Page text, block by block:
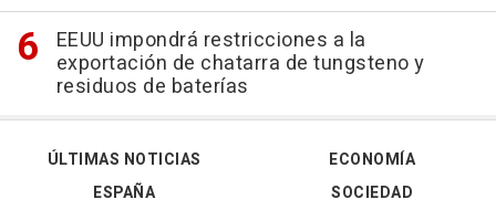
EEUU impondrá restricciones a la
exportación de chatarra de tungsteno y
residuos de baterías
ÚLTIMAS NOTICIAS
ESPAÑA
ECONOMÍA
SOCIEDAD